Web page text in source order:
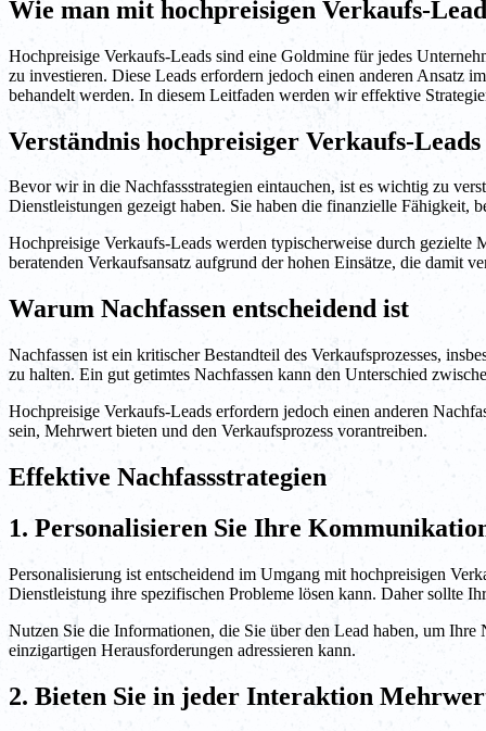
Wie man mit hochpreisigen Verkaufs-
Hochpreisige Verkaufs-Leads sind eine Goldmine für jedes
zu investieren. Diese Leads erfordern jedoch einen anderen Ansatz
behandelt werden. In diesem Leitfaden werden wir effektive
Verständnis hochpreisiger Verkaufs-Leads
Bevor wir in die Nachfassstrategien eintauchen, ist es wichtig zu
Dienstleistungen gezeigt haben. Sie haben die finanzielle Fähigkeit,
Hochpreisige Verkaufs-Leads werden typischerweise durch gezielte
beratenden Verkaufsansatz aufgrund der hohen Einsätze, die damit
Warum Nachfassen entscheidend ist
Nachfassen ist ein kritischer Bestandteil des Verkaufsprozesses,
zu halten. Ein gut getimtes Nachfassen kann den Unterschied
Hochpreisige Verkaufs-Leads erfordern jedoch einen anderen
sein, Mehrwert bieten und den Verkaufsprozess vorantreiben.
Effektive Nachfassstrategien
1. Personalisieren Sie Ihre
Personalisierung ist entscheidend im Umgang mit hochpreisigen
Dienstleistung ihre spezifischen Probleme lösen kann. Daher sollte
Nutzen Sie die Informationen, die Sie über den Lead haben, um
einzigartigen Herausforderungen adressieren kann.
2. Bieten Sie in jeder Interaktion